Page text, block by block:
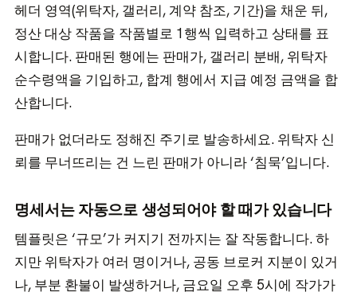
헤더 영역(위탁자, 갤러리, 계약 참조, 기간)을 채운 뒤,
정산 대상 작품을 작품별로 1행씩 입력하고 상태를 표
시합니다. 판매된 행에는 판매가, 갤러리 분배, 위탁자
순수령액을 기입하고, 합계 행에서 지급 예정 금액을 합
산합니다.
판매가 없더라도 정해진 주기로 발송하세요. 위탁자 신
뢰를 무너뜨리는 건 느린 판매가 아니라 ‘침묵’입니다.
명세서는 자동으로 생성되어야 할 때가 있습니다
템플릿은 ‘규모’가 커지기 전까지는 잘 작동합니다. 하
지만 위탁자가 여러 명이거나, 공동 브로커 지분이 있거
나, 부분 환불이 발생하거나, 금요일 오후 5시에 작가가